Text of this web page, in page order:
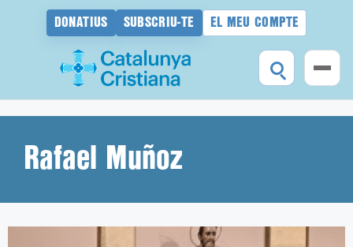
DONATIUS SUBSCRIU-TE EL MEU COMPTE
contingutRafael Muñoz